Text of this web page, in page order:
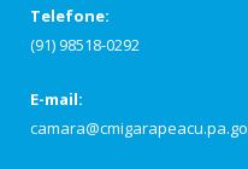
Telefone:
(91) 98518-0292
E-mail: